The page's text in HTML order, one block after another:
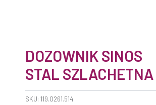
DOZOWNIK SINOS
STAL SZLACHETNA
SKU: 119.0261.514